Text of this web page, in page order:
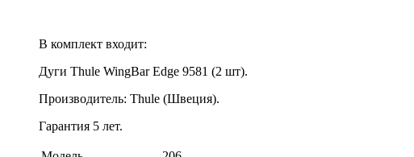
В комплект входит:
Дуги Thule WingBar Edge 9581 (2 шт).
Производитель: Thule (Швеция).
Гарантия 5 лет.